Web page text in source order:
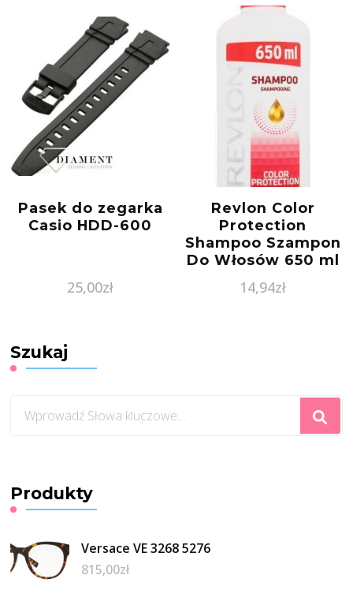
Pasek do zegarka
Casio HDD-600
25,00zł
Revlon Color
Protection
Shampoo Szampon
Do Włosów 650 ml
14,94zł
Szukaj
czegoś?
Produkty
Versace VE 3268 5276
815,00zł